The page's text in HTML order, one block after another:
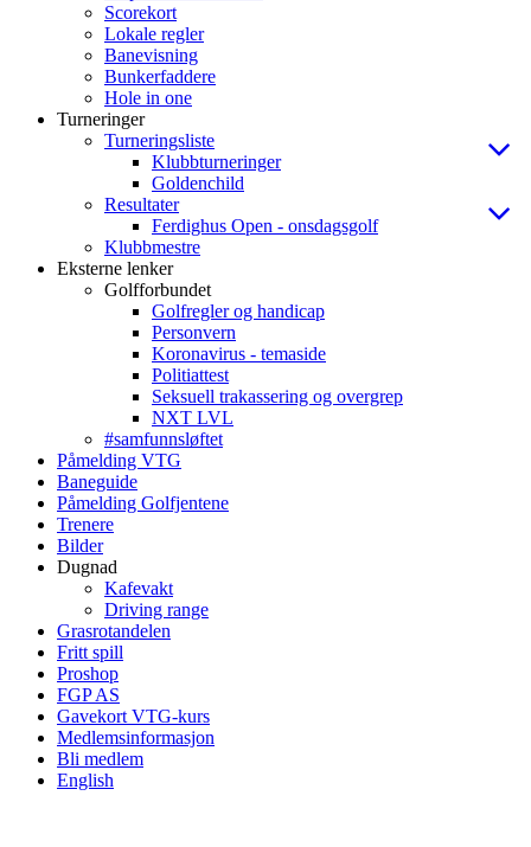
Scorekort
Lokale regler
Banevisning
Bunkerfaddere
Hole in one
Turneringer
Turneringsliste
Klubbturneringer
Goldenchild
Resultater
Ferdighus Open - onsdagsgolf
Klubbmestre
Eksterne lenker
Golfforbundet
Golfregler og handicap
Personvern
Koronavirus - temaside
Politiattest
Seksuell trakassering og overgrep
NXT LVL
#samfunnsløftet
Påmelding VTG
Baneguide
Påmelding Golfjentene
Trenere
Bilder
Dugnad
Kafevakt
Driving range
Grasrotandelen
Fritt spill
Proshop
FGP AS
Gavekort VTG-kurs
Medlemsinformasjon
Bli medlem
English